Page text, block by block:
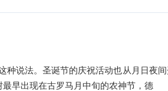
种说法。圣诞节的庆祝活动也从月日夜
称，圣诞树最早出现在古罗马月中旬的农神节，德